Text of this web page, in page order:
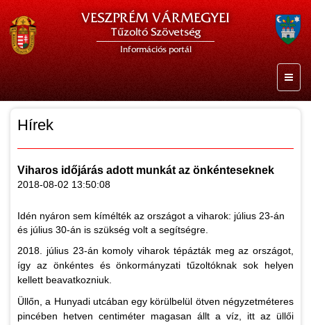
VESZPRÉM VÁRMEGYEI
Tűzoltó Szövetség
Információs portál
Hírek
Viharos időjárás adott munkát az önkénteseknek
2018-08-02 13:50:08
Idén nyáron sem kímélték az országot a viharok: július 23-án
és július 30-án is szükség volt a segítségre.
2018. július 23-án komoly viharok tépázták meg az országot,
így az önkéntes és önkormányzati tűzoltóknak sok helyen
kellett beavatkozniuk.
Üllőn, a Hunyadi utcában egy körülbelül ötven négyzetméteres
pincében hetven centiméter magasan állt a víz, itt az üllői